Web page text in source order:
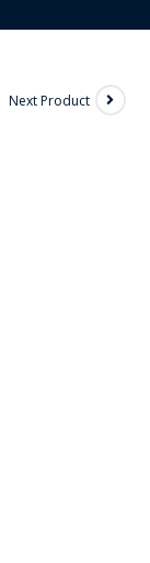
Next Product